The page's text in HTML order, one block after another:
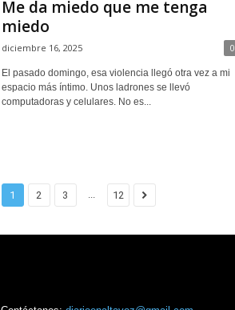
Me da miedo que me tenga
miedo
diciembre 16, 2025 0
El pasado domingo, esa violencia llegó otra vez a mi
espacio más íntimo. Unos ladrones se llevó
computadoras y celulares. No es...
1 2 3 ... 12